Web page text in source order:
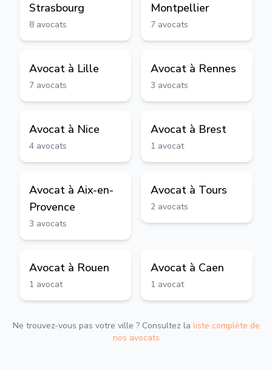
Strasbourg
8 avocats
Montpellier
7 avocats
Avocat à Lille
7 avocats
Avocat à Rennes
3 avocats
Avocat à Nice
4 avocats
Avocat à Brest
1 avocat
Avocat à Aix-en-
Provence
3 avocats
Avocat à Tours
2 avocats
Avocat à Rouen
1 avocat
Avocat à Caen
1 avocat
Ne trouvez-vous pas votre ville ? Consultez la liste complète de
nos avocats